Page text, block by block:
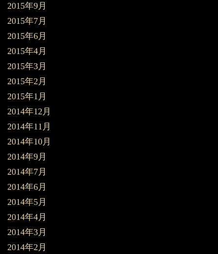
2015年9月
2015年7月
2015年6月
2015年4月
2015年3月
2015年2月
2015年1月
2014年12月
2014年11月
2014年10月
2014年9月
2014年7月
2014年6月
2014年5月
2014年4月
2014年3月
2014年2月